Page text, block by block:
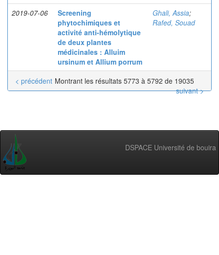
2019-07-06
Screening
phytochimiques et
activité anti-hémolytique
de deux plantes
médicinales : Alluim
ursinum et Allium porrum
Ghali, Assia;
Rafed, Souad
Montrant les résultats 5773 à 5792 de 19035
< précédent
suivant >
DSPACE Université de bouira